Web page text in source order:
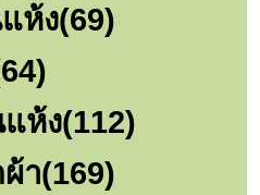
ห้ง(69)
ห้ง(112)
า(169)